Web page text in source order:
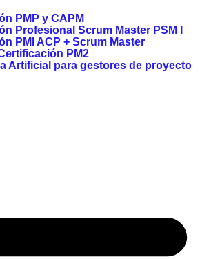
PMP y CAPM
Profesional Scrum Master PSM I
PMI ACP + Scrum Master
PM2
Artificial para gestores de proyecto